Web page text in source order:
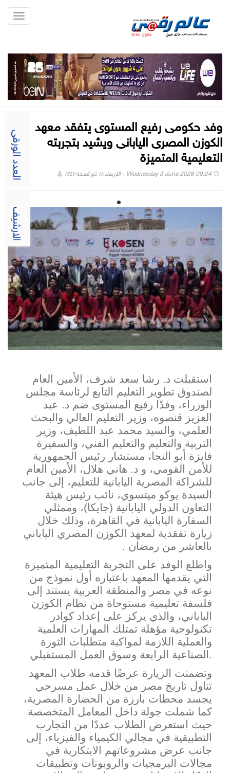
العدد الورقى
الارشيف
وفد حكومى رفيع المستوى يتفقد معهد
الكوزن المصرى اليابانى ويشيد بتجربته
التعليمية المتميزة
Wednesday 3 June 2026 09:24 - الأربعاء ١٨ ذو الحجة ١٤٤٧
استقبلت د. رشا سعد شرف، الأمين العام
لصندوق تطوير التعليم التابع لرئاسة مجلس
الوزراء، وفدًا رفيع المستوى ضم د. عبد
العزيز قنصوه، وزير التعليم العالي والبحث
العلمي، والسيد محمد عبد اللطيف، وز ير
التربية والتعليم والتعليم الفني، والسفيرة
فايزة أبو النجا، مستشار رئيس الجمهورية
للأمن القومي، و د. هاني هلال، الأمين العام
للشراكة المصرية اليابانية للتعليم، إلى جانب
السيدة يوكو ميتسوي، نائب رئيس هيئة
التعاون الدولي اليابانية (جايكا)، وممثلي
السفارة اليابانية في القاهرة، وذلك خلال
زيارة تفقدية لمعهد الكوزن المصري الياباني
بالعاشر من رمضان .
واطلع الوفد على التجربة التعليمية المتميزة
التي يقدمها المعهد باعتباره أول نموذج من
نوعه في مصر والمنطقة العربية يستند إلى
فلسفة تعليمية مستوحاة من نظام الكوزن
الياباني، والذي يركز على إعداد كوادر
تكنولوجية مؤهلة تمتلك المهارات العلمية
والعملية اللازمة لمواكبة متطلبات الثورة
الصناعية الرابعة وسوق العمل المستقبلي.
وتضمنت الزيارة عرضًا قدمه طلاب المعهد
تناول تاريخ مصر من خلال عمل مسرحي
يجسد محطات بارزة من الحضارة المصرية،
كما شملت جولة داخل المعامل المتخصصة
حيث استعرض الطلاب عددًا من التجارب
التطبيقية في مجالي الكيمياء والفيزياء، إلى
جانب عرض مشروعاتهم الابتكارية في
مجالات البرمجيات والروبوتات وتطبيقات